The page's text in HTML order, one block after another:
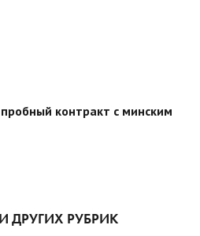
контракт с минским
ДРУГИХ РУБРИК